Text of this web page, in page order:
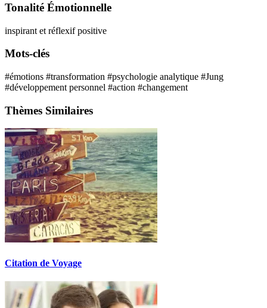
Tonalité Émotionnelle
inspirant et réflexifpositive
Mots-clés
#émotions #transformation #psychologie analytique #Jung
#développement personnel #action #changement
Thèmes Similaires
Citation de Voyage